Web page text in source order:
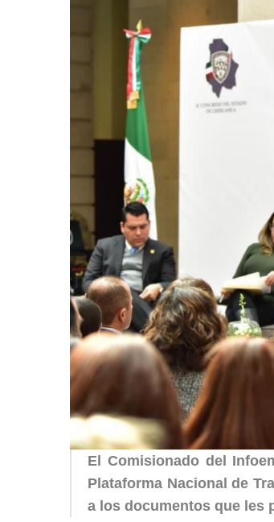
El Comisionado del
Plataforma Nacional de
a los documentos que les